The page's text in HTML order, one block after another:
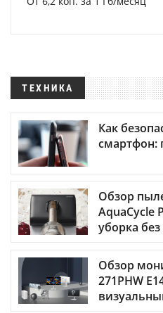
ТЕХНИКА
Как
смартфон:
Обзор
AquaCycle
уборка
Обзор
271PHW